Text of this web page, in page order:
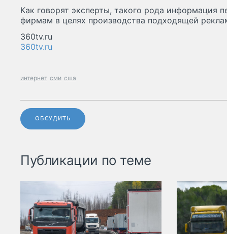
Как говорят эксперты, такого рода информация
фирмам в целях производства подходящей
360tv.ru
360tv.ru
интернет сми сша
ОБСУДИТЬ
Публикации по теме